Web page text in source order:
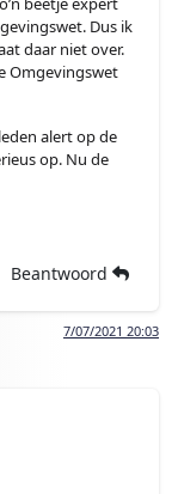
Dus ik
daar niet over.
Omgevingswet
alert op de
op. Nu de
Beantwoord
7/07/2021 20:03